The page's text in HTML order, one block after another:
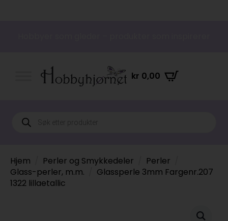
kr 0,00
Products
search
Hjem Perler og Smykkedeler
Perler
Glass-perler, m.m.
Glassperle 3mm Fargenr.207
1322 lillaetallic